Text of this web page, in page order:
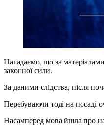
Нагадаємо, що за
законної сили.
За даними слідства, після
Перебуваючи тоді на посаді
Насамперед мова йшла про